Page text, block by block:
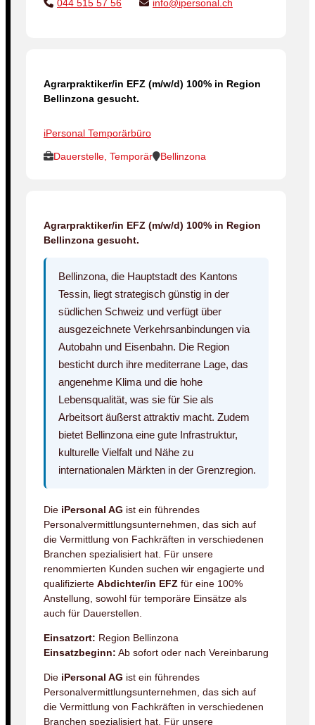
044 515 57 56 info@ipersonal.ch
Agrarpraktiker/in EFZ (m/w/d) 100% in Region
Bellinzona gesucht.
iPersonal Temporärbüro
Dauerstelle, Temporär Bellinzona
Agrarpraktiker/in EFZ (m/w/d) 100% in Region
Bellinzona gesucht.
Bellinzona, die Hauptstadt des Kantons
Tessin, liegt strategisch günstig in der
südlichen Schweiz und verfügt über
ausgezeichnete Verkehrsanbindungen via
Autobahn und Eisenbahn. Die Region
besticht durch ihre mediterrane Lage, das
angenehme Klima und die hohe
Lebensqualität, was sie für Sie als
Arbeitsort äußerst attraktiv macht. Zudem
bietet Bellinzona eine gute Infrastruktur,
kulturelle Vielfalt und Nähe zu
internationalen Märkten in der Grenzregion.
Die iPersonal AG ist ein führendes
Personalvermittlungsunternehmen, das sich auf
die Vermittlung von Fachkräften in verschiedenen
Branchen spezialisiert hat. Für unsere
renommierten Kunden suchen wir engagierte und
qualifizierte Abdichter/in EFZ für eine 100%
Anstellung, sowohl für temporäre Einsätze als
auch für Dauerstellen.
Einsatzort: Region Bellinzona
Einsatzbeginn: Ab sofort oder nach Vereinbarung
Die iPersonal AG ist ein führendes
Personalvermittlungsunternehmen, das sich auf
die Vermittlung von Fachkräften in verschiedenen
Branchen spezialisiert hat. Für unsere